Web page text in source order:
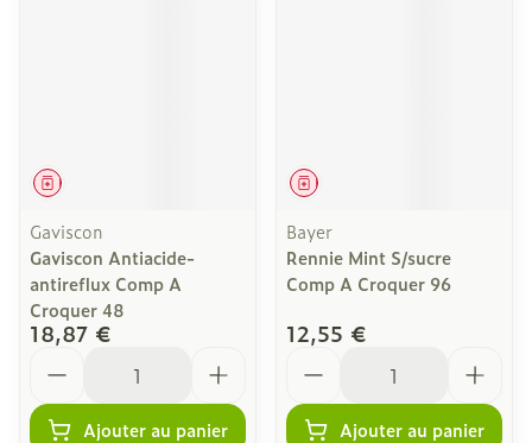
Médicament
Gaviscon
Gaviscon Antiacide-
antireflux Comp A
Croquer 48
18,87 €
Ajouter au panier
Médicament
Bayer
Rennie Mint S/sucre
Comp A Croquer 96
12,55 €
Ajouter au panier